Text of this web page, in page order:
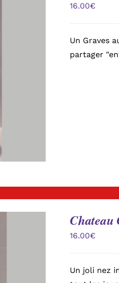
16.00€
Un Graves
partager
Chateau
16.00€
Un joli nez